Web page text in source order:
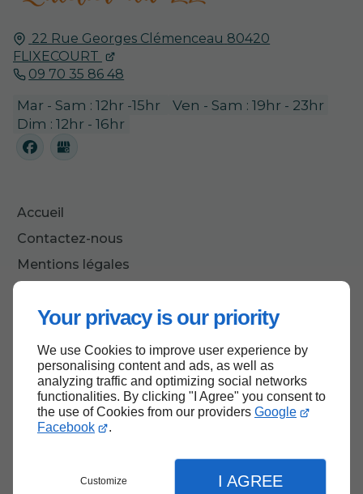
Your privacy is our priority
We use Cookies to improve user experience by
personalising content and ads, as well as
analyzing traffic and optimizing social networks
functionalities. By clicking "I Agree" you consent to
the use of Cookies from our providers Google
Facebook
.
Customize I AGREE
22 Rue Georges Clémenceau 80420
FLIXECOURT
09 70 35 86 48
Mar - Sam : 12hr -15hr
Ven - Sam : 19hr - 23hr
Dim : 12hr - 16hr
Accueil
Contactez-nous
Mentions légales
Haut de page